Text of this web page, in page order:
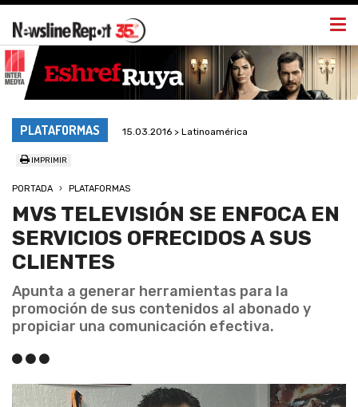
PLATAFORMAS 15.03.2016 > Latinoamérica
IMPRIMIR
PORTADA PLATAFORMAS
MVS TELEVISIÓN SE ENFOCA EN
SERVICIOS OFRECIDOS A SUS
CLIENTES
Apunta a generar herramientas para la
promoción de sus contenidos al abonado y
propiciar una comunicación efectiva.